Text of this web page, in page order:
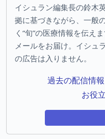
イシュラン編集長の鈴木
拠に基づきながら、一般
く“旬”の医療情報を伝え
メールをお届け。イシュ
の広告は入りません。
過去の配信情報
お役